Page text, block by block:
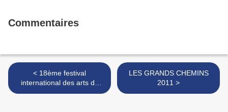
Commentaires
< 18ème festival
international des arts du
verre 2011
LES GRANDS CHEMINS
2011 >